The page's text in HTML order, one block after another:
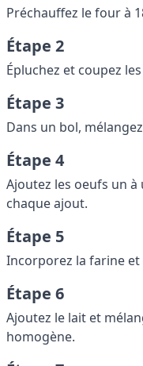
Préchauffez le four à
Étape 2
Épluchez et coupez
Étape 3
Dans un bol,
Étape 4
Ajoutez les oeufs un
chaque ajout.
Étape 5
Incorporez la farine
Étape 6
Ajoutez le lait et
homogène.